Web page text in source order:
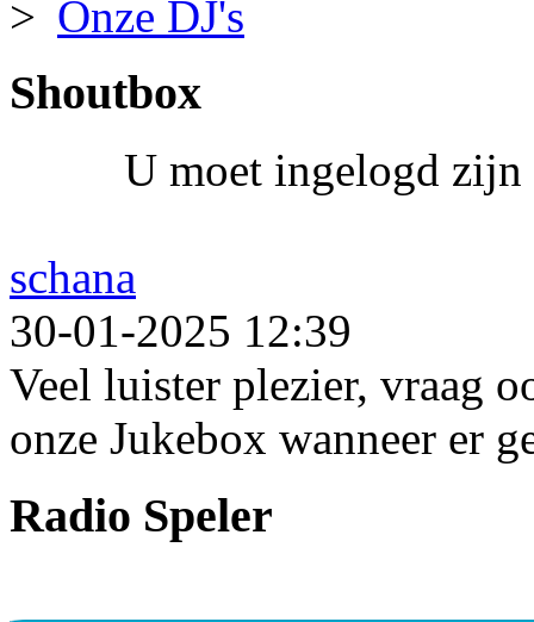
Onze DJ's
Shoutbox
U moet ingelogd zijn
schana
30-01-2025 12:39
Veel luister plezier, vraag
onze Jukebox wanneer er
Radio Speler